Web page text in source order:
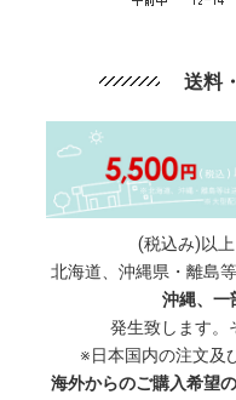
送料
(税込み)以
北海道、沖縄県・離島
沖縄、一
発生致します。
※日本国内の注文及
海外からのご購入希望